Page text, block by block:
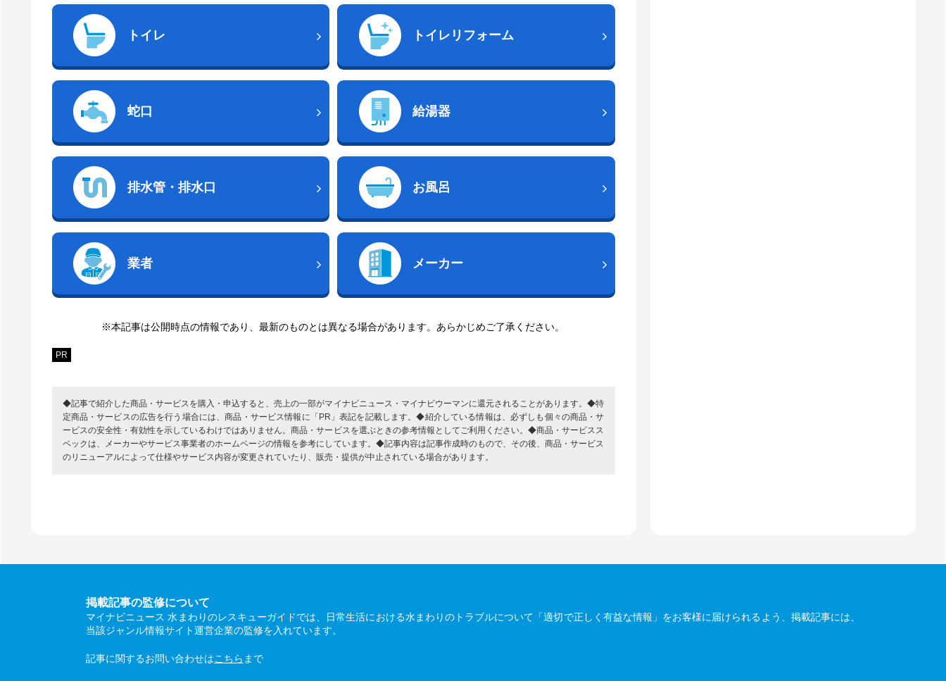
トイレ トイレリフォーム
蛇口 給湯器
排水管・排水口 お風呂
業者 メーカー
※本記事は公開時点の情報であり、最新のものとは異なる場合があります。あらかじめご了承ください。
PR
◆記事で紹介した商品・サービスを購入・申込すると、売上の一部がマイナビニュース・マイナビウーマンに還元されることがあります。◆特
定商品・サービスの広告を行う場合には、商品・サービス情報に「PR」表記を記載します。◆紹介している情報は、必ずしも個々の商品・サ
ービスの安全性・有効性を示しているわけではありません。商品・サービスを選ぶときの参考情報としてご利用ください。◆商品・サービスス
ペックは、メーカーやサービス事業者のホームページの情報を参考にしています。◆記事内容は記事作成時のもので、その後、商品・サービス
のリニューアルによって仕様やサービス内容が変更されていたり、販売・提供が中止されている場合があります。
掲載記事の監修について
マイナビニュース 水まわりのレスキューガイドでは、日常生活における水まわりのトラブルについて「適切で正しく有益な情報」をお客様に届けられるよう、掲載記事には、
当該ジャンル情報サイト運営企業の監修を入れています。
記事に関するお問い合わせはこちら まで